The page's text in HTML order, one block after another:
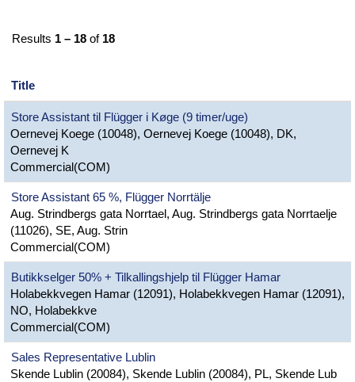
Results 1 – 18 of 18
Title
Store Assistant til Flügger i Køge (9 timer/uge)
Oernevej Koege (10048), Oernevej Koege (10048), DK,
Oernevej K
Commercial(COM)
Store Assistant 65 %, Flügger Norrtälje
Aug. Strindbergs gata Norrtael, Aug. Strindbergs gata Norrtaelje
(11026), SE, Aug. Strin
Commercial(COM)
Butikkselger 50% + Tilkallingshjelp til Flügger Hamar
Holabekkvegen Hamar (12091), Holabekkvegen Hamar (12091),
NO, Holabekkve
Commercial(COM)
Sales Representative Lublin
Skende Lublin (20084), Skende Lublin (20084), PL, Skende Lub